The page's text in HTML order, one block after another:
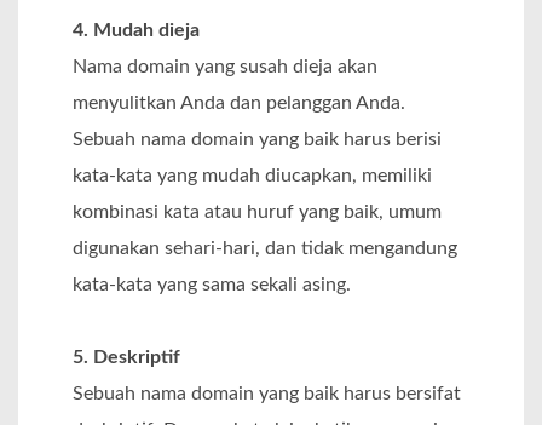
4. Mudah dieja
Nama domain yang susah dieja akan
menyulitkan Anda dan pelanggan Anda.
Sebuah nama domain yang baik harus berisi
kata-kata yang mudah diucapkan, memiliki
kombinasi kata atau huruf yang baik, umum
digunakan sehari-hari, dan tidak mengandung
kata-kata yang sama sekali asing.
5. Deskriptif
Sebuah nama domain yang baik harus bersifat